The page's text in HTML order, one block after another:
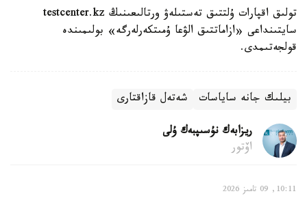
تولىق اقپارات ۇلتتىق تەستىلەۋ ورتالىعىنىڭ testcenter.kz
سايتىنداعى «ازاماتتىق الۋعا ۇمىتكەرلەرگە» بولىمىندە
قولجەتىمدى.
بيلىك جانە ساياسات شەتەل قازاقتارى
ريزابەك نۇسىپبەك ۇلى
اۆتور
10:11, 09 تامىز 2026